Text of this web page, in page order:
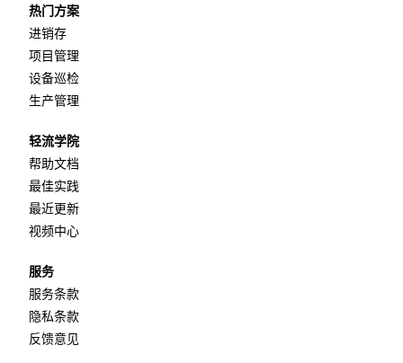
热门方案
进销存
项目管理
设备巡检
生产管理
轻流学院
帮助文档
最佳实践
最近更新
视频中心
服务
服务条款
隐私条款
反馈意见